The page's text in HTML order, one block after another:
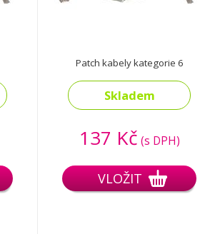
Patch kabely kategorie 6
Skladem
137 Kč (s DPH)
VLOŽIT